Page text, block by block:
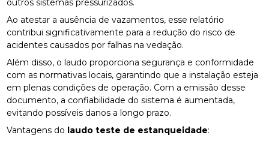
outros sistemas pressurizados.
Ao atestar a ausência de vazamentos, esse relatório
contribui significativamente para a redução do risco de
acidentes causados por falhas na vedação.
Além disso, o laudo proporciona segurança e conformidade
com as normativas locais, garantindo que a instalação esteja
em plenas condições de operação. Com a emissão desse
documento, a confiabilidade do sistema é aumentada,
evitando possíveis danos a longo prazo.
Vantagens do laudo teste de estanqueidade: